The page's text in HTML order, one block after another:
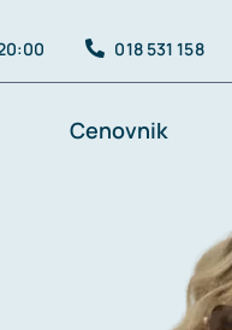
018 531 158
Cenovnik